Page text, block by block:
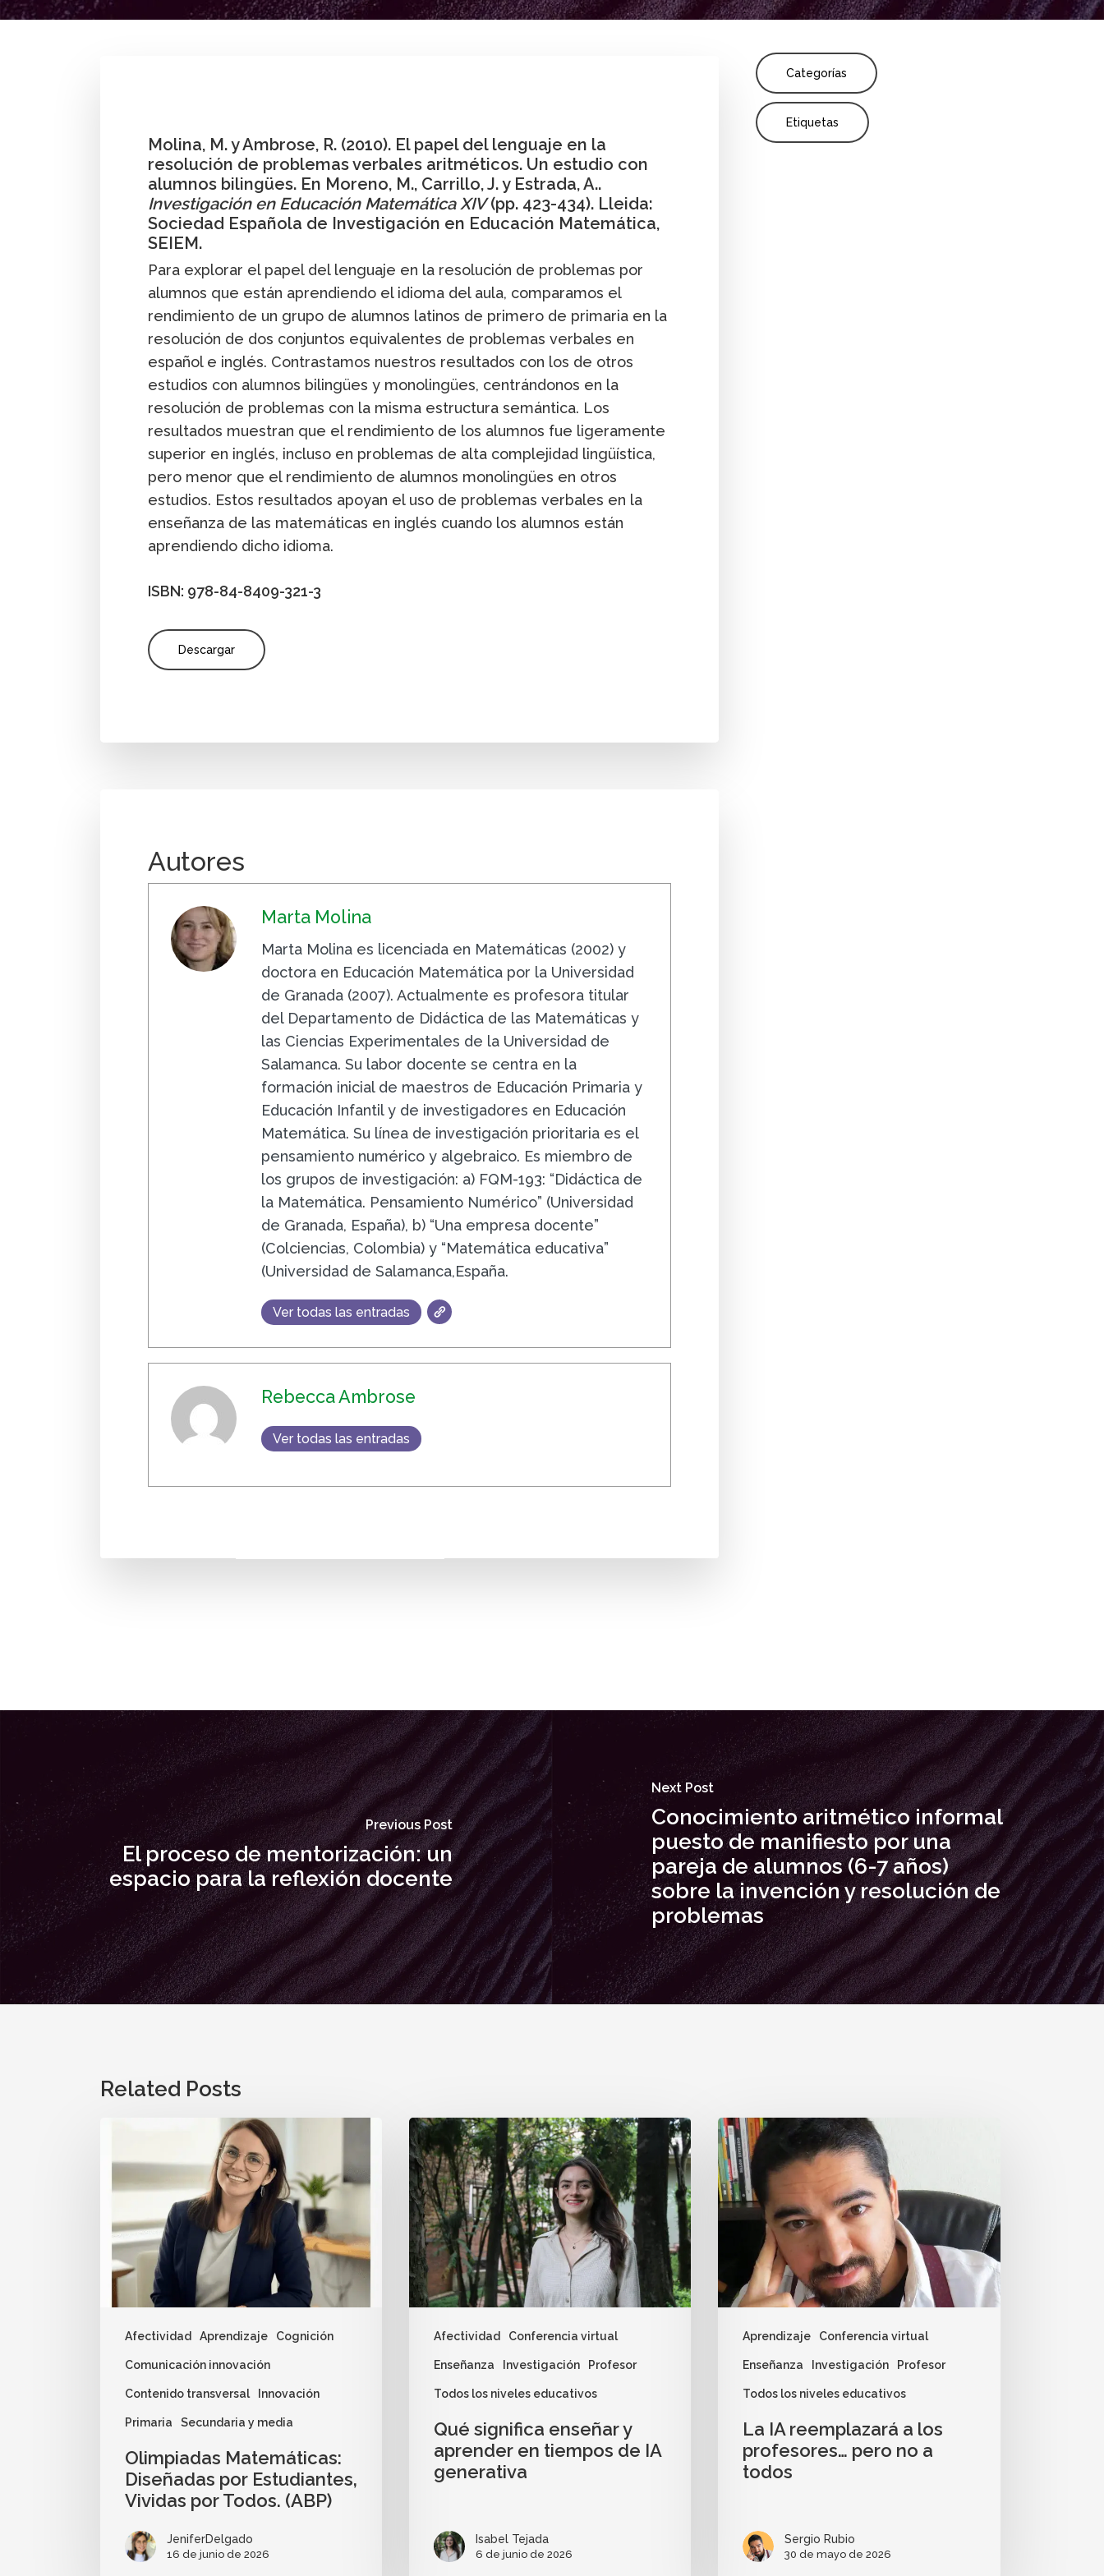
Investigación Publicación
Molina, M. y Ambrose, R. (2010). El papel del lenguaje en la
resolución de problemas verbales aritméticos. Un estudio con
alumnos bilingües. En Moreno, M., Carrillo, J. y Estrada, A..
Investigación en Educación Matemática XIV(pp. 423-434). Lleida:
Sociedad Española de Investigación en Educación Matemática,
SEIEM.
Para explorar el papel del lenguaje en la resolución de problemas por
alumnos que están aprendiendo el idioma del aula, comparamos el
rendimiento de un grupo de alumnos latinos de primero de primaria en la
resolución de dos conjuntos equivalentes de problemas verbales en
español e inglés. Contrastamos nuestros resultados con los de otros
estudios con alumnos bilingües y monolingües, centrándonos en la
resolución de problemas con la misma estructura semántica. Los
resultados muestran que el rendimiento de los alumnos fue ligeramente
superior en inglés, incluso en problemas de alta complejidad lingüística,
pero menor que el rendimiento de alumnos monolingües en otros
estudios. Estos resultados apoyan el uso de problemas verbales en la
enseñanza de las matemáticas en inglés cuando los alumnos están
aprendiendo dicho idioma.
ISBN: 978-84-8409-321-3
Descargar
Autores
Marta Molina
Marta Molina es licenciada en Matemáticas (2002) y
doctora en Educación Matemática por la Universidad
de Granada (2007). Actualmente es profesora titular
del Departamento de Didáctica de las Matemáticas y
las Ciencias Experimentales de la Universidad de
Salamanca. Su labor docente se centra en la
formación inicial de maestros de Educación Primaria y
Educación Infantil y de investigadores en Educación
Matemática. Su línea de investigación prioritaria es el
pensamiento numérico y algebraico. Es miembro de
los grupos de investigación: a) FQM-193: “Didáctica de
la Matemática. Pensamiento Numérico” (Universidad
de Granada, España), b) “Una empresa docente”
(Colciencias, Colombia) y “Matemática educativa”
(Universidad de Salamanca,España.
Ver todas las entradas
Rebecca Ambrose
Ver todas las entradas
Categorías
Etiquetas
Previous Post
El proceso de mentorización: un
espacio para la reflexión docente
Next Post
Conocimiento aritmético informal
puesto de manifiesto por una
pareja de alumnos (6-7 años)
sobre la invención y resolución de
problemas
Related Posts
Afectividad Aprendizaje Cognición
Comunicación innovación
Contenido transversal Innovación
Primaria Secundaria y media
Olimpiadas Matemáticas:
Diseñadas por Estudiantes,
Vividas por Todos. (ABP)
JeniferDelgado
16 de junio de 2026
Afectividad Conferencia virtual
Enseñanza Investigación Profesor
Todos los niveles educativos
Qué significa enseñar y
aprender en tiempos de IA
generativa
Isabel Tejada
6 de junio de 2026
Aprendizaje Conferencia virtual
Enseñanza Investigación Profesor
Todos los niveles educativos
La IA reemplazará a los
profesores… pero no a
todos
Sergio Rubio
30 de mayo de 2026